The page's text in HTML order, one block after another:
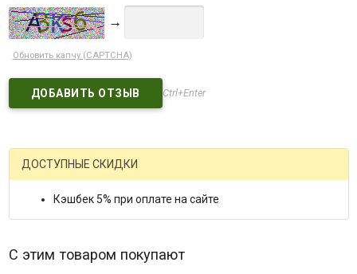
→
Обновить капчу (CAPTCHA)
Ctrl+Enter
ДОСТУПНЫЕ СКИДКИ
Кэшбек 5% при оплате на сайте
С этим товаром покупают